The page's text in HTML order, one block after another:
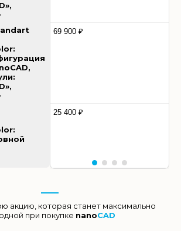
69 900 ₽
25 400 ₽
акцию, которая станет максимально
при покупке nanoCAD